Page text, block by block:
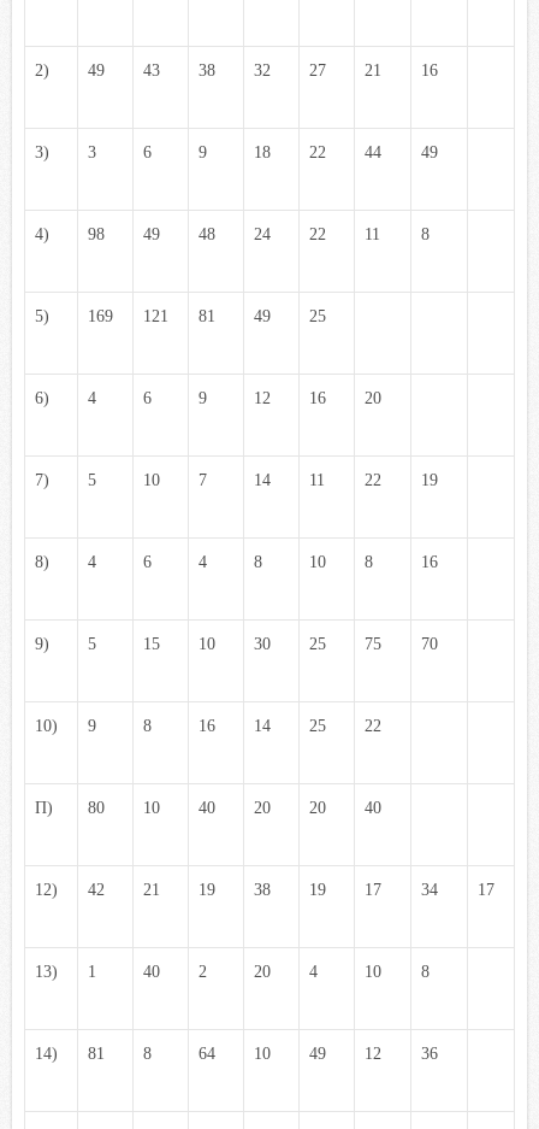
2) 49 43 38 32 27 21 16
3) 3 6 9 18 22 44 49
4) 98 49 48 24 22 11 8
5) 169 121 81 49 25
6) 4 6 9 12 16 20
7) 5 10 7 14 11 22 19
8) 4 6 4 8 10 8 16
9) 5 15 10 30 25 75 70
10) 9 8 16 14 25 22
П) 80 10 40 20 20 40
12) 42 21 19 38 19 17 34 17
13) 1 40 2 20 4 10 8
14) 81 8 64 10 49 12 36